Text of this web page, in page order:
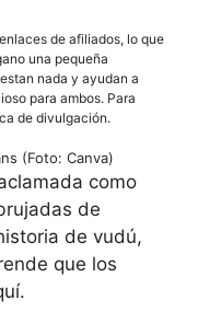
de afiliados, lo que
una pequeña
nada y ayudan a
para ambos. Para
de divulgación.
(Foto: Canva)
como
de
de vudú,
que los